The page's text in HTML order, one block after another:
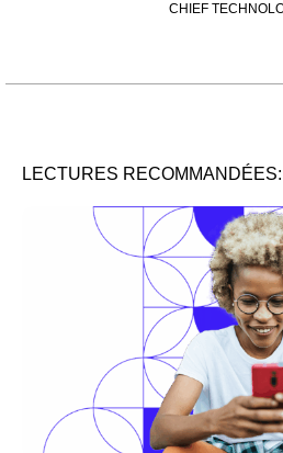
CHIEF
LECTURES RECOMMANDÉES: